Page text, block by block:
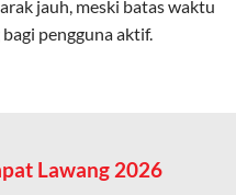
membutuhkan koneksi
sekaligus tanpa
jauh, meski batas waktu
pengguna aktif.
Lawang 2026